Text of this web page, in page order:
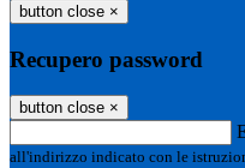
button close ×
Recupero password
button close ×
all'indirizzo indicato con le